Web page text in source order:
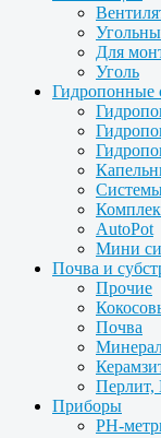
Для
Уголь
Гидропонные
AutoPot
Мини
Почва и
Прочие
Почва
Перлит,
Приборы
PH-